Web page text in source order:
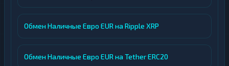
Обмен Наличные Евро EUR на Ripple XRP
Обмен Наличные Евро EUR на Tether ERC20